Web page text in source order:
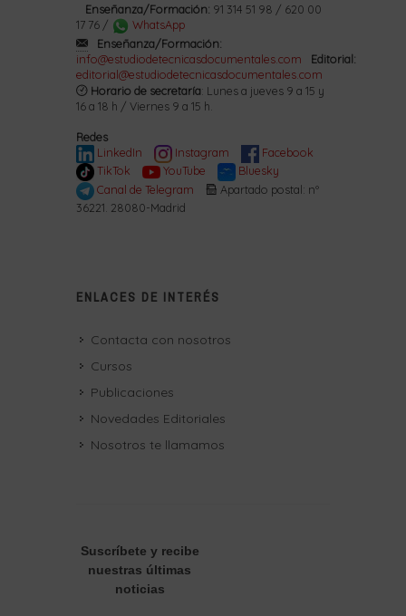
Enseñanza/Formación: 91 314 51 98 / 620 00
17 76 /
WhatsApp
Enseñanza/Formación:
info@estudiodetecnicasdocumentales.com
Editorial:
editorial@estudiodetecnicasdocumentales.com
Horario de secretaría: Lunes a jueves 9 a 15 y
16 a 18 h / Viernes 9 a 15 h.
Redes
LinkedIn
Instagram
Facebook
TikTok
YouTube
Bluesky
Canal de Telegram
Apartado postal: nº
36221. 28080-Madrid
ENLACES DE INTERÉS
Contacta con nosotros
Cursos
Publicaciones
Novedades Editoriales
Nosotros te llamamos
Suscríbete y recibe
nuestras últimas
noticias